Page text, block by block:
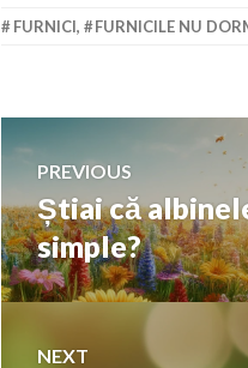
FURNICI, FURNICILE NU
Navigare
în
articole
PREVIOUS
Previous
post:
Știai că
simple?
NEXT